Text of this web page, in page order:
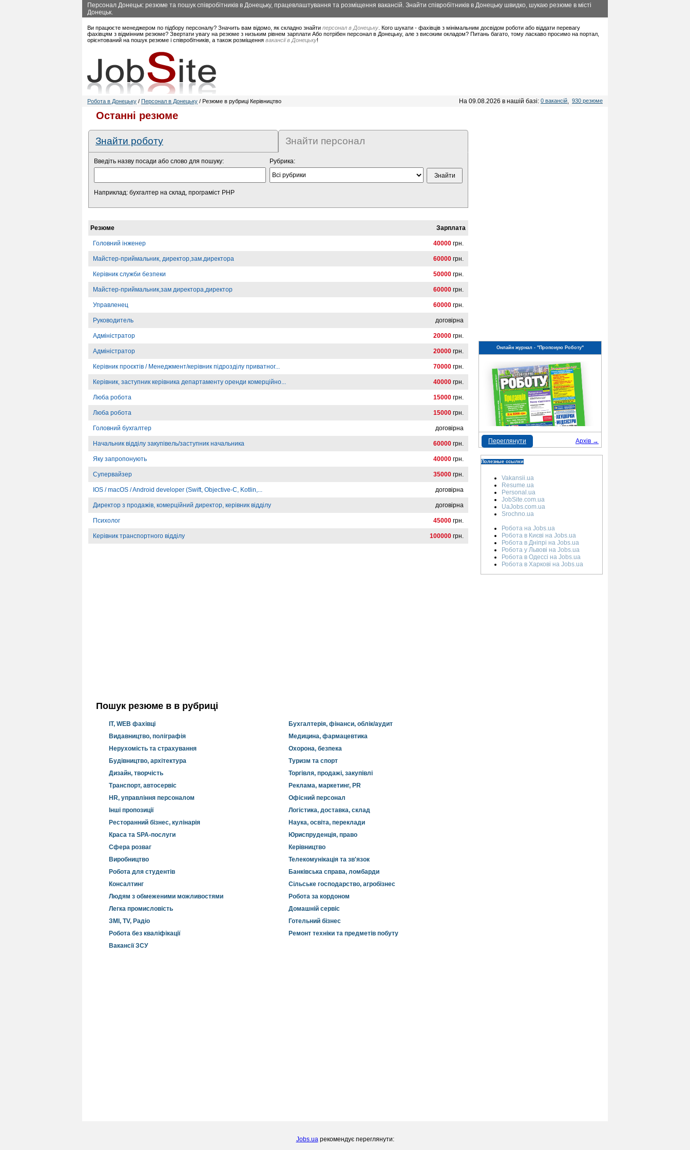
Персонал Донецьк: резюме та пошук співробітників в Донецьку, працевлаштування та розміщення вакансій. Знайти співробітників в Донецьку швидко, шукаю резюме в місті
Донецьк.
Ви працюєте менеджером по підбору персоналу? Значить вам відомо, як складно знайти персонал в Донецьку . Кого шукати - фахівців з мінімальним досвідом роботи або віддати перевагу
фахівцям з відмінним резюме? Звертати увагу на резюме з низьким рівнем зарплати Або потрібен персонал в Донецьку, але з високим окладом? Питань багато, тому ласкаво просимо на портал,
орієнтований на пошук резюме і співробітників, а також розміщення вакансії в Донецьку!
Робота в Донецьку / Персонал в Донецьку / Резюме в рубриці Керівництво На 09.08.2026 в нашій базі: 0 вакансій, 930 резюме
Останні резюме
Знайти роботу Знайти персонал
Введіть назву посади або слово для пошуку:
Наприклад: бухгалтер на склад, програміст PHP
Рубрика:
Резюме Зарплата
Головний інженер 40000 грн.
Майстер-приймальник, директор,зам.директора 60000 грн.
Керівник служби безпеки 50000 грн.
Майстер-приймальник,зам директора,директор 60000 грн.
Управленец 60000 грн.
Руководитель договірна
Адміністратор 20000 грн.
Адміністратор 20000 грн.
Керівник проєктів / Менеджмент/керівник підрозділу приватног... 70000 грн.
Керівник, заступник керівника департаменту оренди комерційно... 40000 грн.
Люба робота 15000 грн.
Люба робота 15000 грн.
Головний бухгалтер договірна
Начальник відділу закупівель/заступник начальника 60000 грн.
Яку запропонують 40000 грн.
Супервайзер 35000 грн.
IOS / macOS / Android developer (Swift, Objective-C, Kotlin,... договірна
Директор з продажів, комерційний директор, керівник відділу договірна
Психолог 45000 грн.
Керівник транспортного відділу 100000 грн.
Пошук резюме в в рубриці
IT, WEB фахівці
Бухгалтерія, фінанси, облік/аудит
Видавництво, поліграфія
Медицина, фармацевтика
Нерухомість та страхування
Охорона, безпека
Будівництво, архітектура
Туризм та спорт
Дизайн, творчість
Торгівля, продажі, закупівлі
Транспорт, автосервіс
Реклама, маркетинг, PR
HR, управління персоналом
Офісний персонал
Інші пропозиції
Логістика, доставка, склад
Ресторанний бізнес, кулінарія
Наука, освіта, переклади
Краса та SPA-послуги
Юриспруденція, право
Сфера розваг
Керівництво
Виробництво
Телекомунікація та зв'язок
Робота для студентів
Банківська справа, ломбарди
Консалтинг
Сільське господарство, агробізнес
Людям з обмеженими можливостями
Робота за кордоном
Легка промисловість
Домашній сервіс
ЗМІ, TV, Радіо
Готельний бізнес
Робота без кваліфікації
Ремонт техніки та предметів побуту
Вакансії ЗСУ
Онлайн журнал - "Пропоную Роботу"
Архів →
Переглянути
Полезные ссылки
Vakansii.ua
Resume.ua
Personal.ua
JobSite.com.ua
UaJobs.com.ua
Srochno.ua
Робота на Jobs.ua
Робота в Києві на Jobs.ua
Робота в Дніпрі на Jobs.ua
Робота у Львові на Jobs.ua
Робота в Одессі на Jobs.ua
Робота в Харкові на Jobs.ua
Jobs.uaрекомендує переглянути: